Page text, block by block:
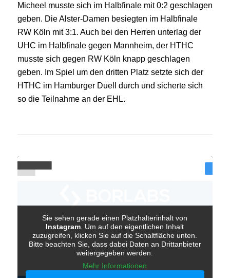
Micheel musste sich im Halbfinale mit 0:2 geschlagen
geben. Die Alster-Damen besiegten im Halbfinale
RW Köln mit 3:1. Auch bei den Herren unterlag der
UHC im Halbfinale gegen Mannheim, der HTHC
musste sich gegen RW Köln knapp geschlagen
geben. Im Spiel um den dritten Platz setzte sich der
HTHC im Hamburger Duell durch und sicherte sich
so die Teilnahme an der EHL.
Sie sehen gerade einen Platzhalterinhalt von
Instagram. Um auf den eigentlichen Inhalt
zuzugreifen, klicken Sie auf die Schaltfläche unten.
Bitte beachten Sie, dass dabei Daten an Drittanbieter
weitergegeben werden.
Mehr Informationen